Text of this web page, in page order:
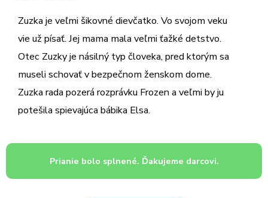
Zuzka je veľmi šikovné dievčatko. Vo svojom veku
vie už písať. Jej mama mala veľmi ťažké detstvo.
Otec Zuzky je násilný typ človeka, pred ktorým sa
museli schovať v bezpečnom ženskom dome.
Zuzka rada pozerá rozprávku Frozen a veľmi by ju
potešila spievajúca bábika Elsa.